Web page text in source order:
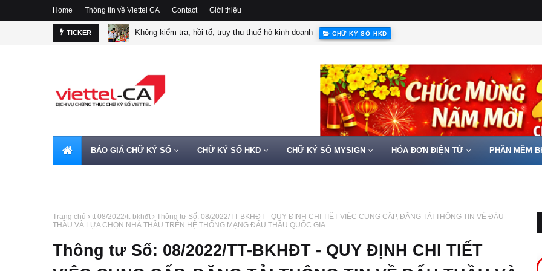
Home Thông tin về Viettel CA Contact Giới thiệu
TICKER Không kiểm tra, hồi tố, truy thu thuế hộ kinh doanh CHỮ KÝ SỐ HKD
BÁO GIÁ CHỮ KÝ SỐ CHỮ KÝ SỐ HKD CHỮ KÝ SỐ MYSIGN HÓA ĐƠN ĐIỆN TỬ PHẦN MỀM
Trang chủ tt 08/2022/tt-bkhđt
Thông tư Số: 08/2022/TT-BKHĐT - QUY ĐỊNH CHI TIẾT VIỆC CUNG CẤP, ĐĂNG TẢI THÔNG TIN VỀ ĐẤU
THẦU VÀ LỰA CHỌN NHÀ THẦU TRÊN HỆ THỐNG MẠNG ĐẤU THẦU QUỐC GIA
Thông tư Số: 08/2022/TT-BKHĐT - QUY ĐỊNH CHI TIẾT